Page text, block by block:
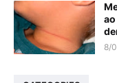
8/